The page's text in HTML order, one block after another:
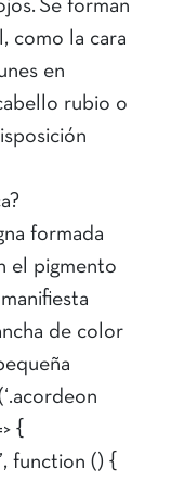
Se forman
como la cara
en
rubio o
formada
el pigmento
de color
{
function () {